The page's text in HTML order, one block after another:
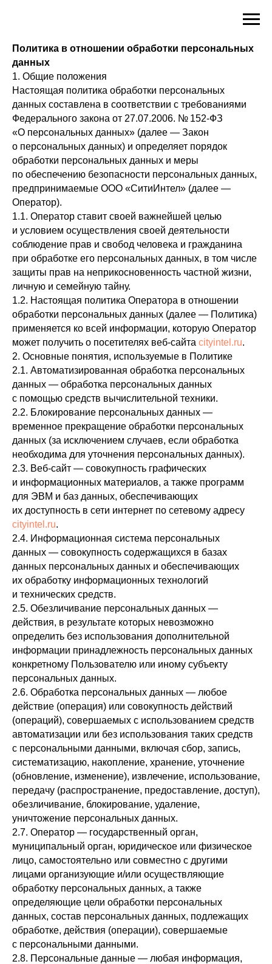
Политика в отношении обработки персональных
данных
1. Общие положения
Настоящая политика обработки персональных
данных составлена в соответствии с требованиями
Федерального закона от 27.07.2006. № 152-ФЗ
«О персональных данных» (далее — Закон
о персональных данных) и определяет порядок
обработки персональных данных и меры
по обеспечению безопасности персональных данных,
предпринимаемые ООО «СитиИнтел» (далее —
Оператор).
1.1. Оператор ставит своей важнейшей целью
и условием осуществления своей деятельности
соблюдение прав и свобод человека и гражданина
при обработке его персональных данных, в том числе
защиты прав на неприкосновенность частной жизни,
личную и семейную тайну.
1.2. Настоящая политика Оператора в отношении
обработки персональных данных (далее — Политика)
применяется ко всей информации, которую Оператор
может получить о посетителях веб-сайта cityintel.ru.
2. Основные понятия, используемые в Политике
2.1. Автоматизированная обработка персональных
данных — обработка персональных данных
с помощью средств вычислительной техники.
2.2. Блокирование персональных данных —
временное прекращение обработки персональных
данных (за исключением случаев, если обработка
необходима для уточнения персональных данных).
2.3. Веб-сайт — совокупность графических
и информационных материалов, а также программ
для ЭВМ и баз данных, обеспечивающих
их доступность в сети интернет по сетевому адресу
cityintel.ru.
2.4. Информационная система персональных
данных — совокупность содержащихся в базах
данных персональных данных и обеспечивающих
их обработку информационных технологий
и технических средств.
2.5. Обезличивание персональных данных —
действия, в результате которых невозможно
определить без использования дополнительной
информации принадлежность персональных данных
конкретному Пользователю или иному субъекту
персональных данных.
2.6. Обработка персональных данных — любое
действие (операция) или совокупность действий
(операций), совершаемых с использованием средств
автоматизации или без использования таких средств
с персональными данными, включая сбор, запись,
систематизацию, накопление, хранение, уточнение
(обновление, изменение), извлечение, использование,
передачу (распространение, предоставление, доступ),
обезличивание, блокирование, удаление,
уничтожение персональных данных.
2.7. Оператор — государственный орган,
муниципальный орган, юридическое или физическое
лицо, самостоятельно или совместно с другими
лицами организующие и/или осуществляющие
обработку персональных данных, а также
определяющие цели обработки персональных
данных, состав персональных данных, подлежащих
обработке, действия (операции), совершаемые
с персональными данными.
2.8. Персональные данные — любая информация,